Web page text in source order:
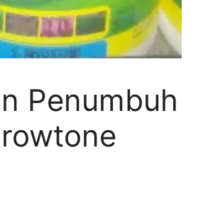
Penumbuh